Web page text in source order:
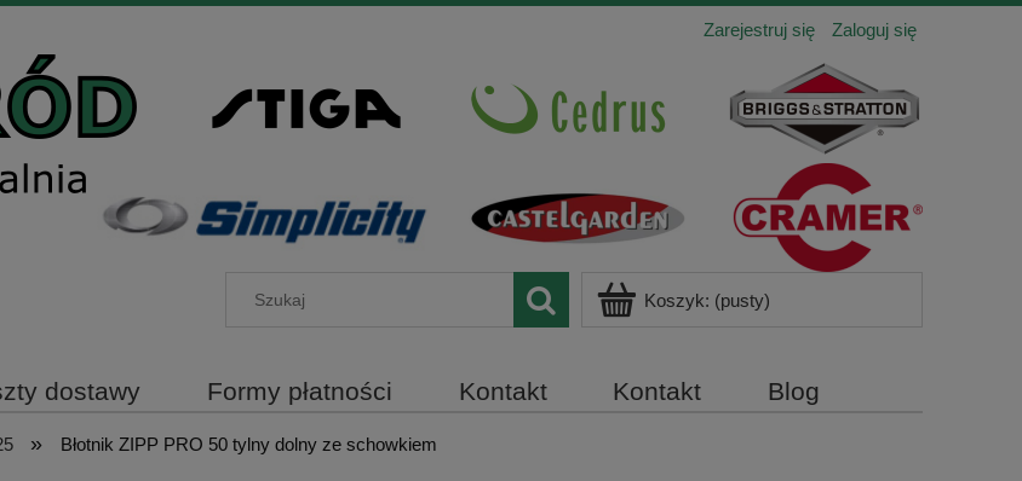
Zarejestruj się Zaloguj się
Koszyk: (pusty)
dostawy Formy płatności Kontakt Kontakt Blog
» Błotnik ZIPP PRO 50 tylny dolny ze schowkiem